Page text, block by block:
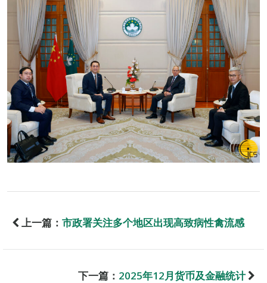
上一篇： 市政署关注多个地区出现高致病性禽流感
下一篇： 2025年12月货币及金融统计